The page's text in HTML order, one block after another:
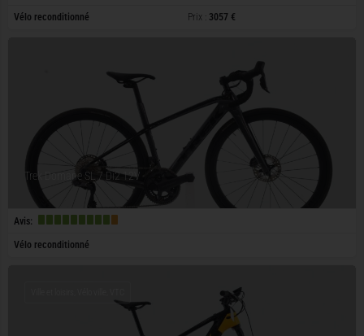
Vélo reconditionné Prix : 3057 €
Trek Domane SL 7 Di2 12V
Avis:
Vélo reconditionné